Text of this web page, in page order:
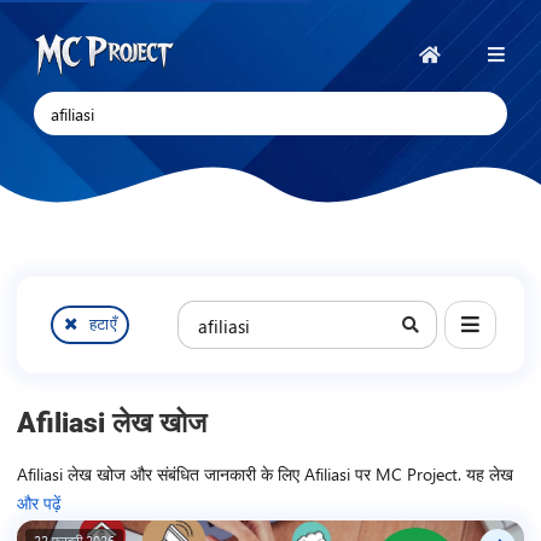
होम
हटाएँ
6
लेख।
Afiliasi लेख खोज
Afiliasi लेख खोज और संबंधित जानकारी के लिए Afiliasi पर MC Project. यह लेख
संग्रह इंडोनेशिया में डिजिटल उत्पादों और फ्रीलांस सेवाओं का पूर्ण दस्तावेज़ प्रस्तुत
करता है, जिसमें स्टेप-बाय-स्टेप ट्यूटोरियल, विस्तृत समीक्षा और नवीनतम प्रोमो अपडेट
और पढ़ें
Project
Official
Store
डिजिटल
फ्रीलांस